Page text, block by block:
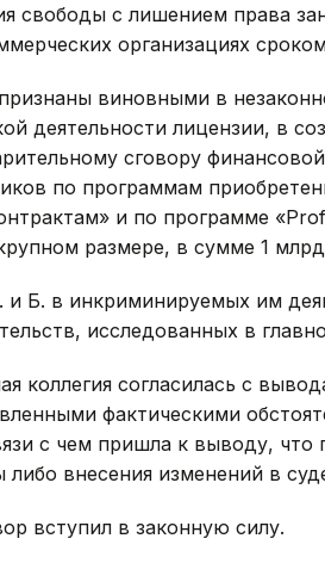
свободы с лишением права
организациях
виновными в
деятельности лицензии, в
сговору
по программам
и по программе
размере, в сумме 1
и Б. в инкриминируемых им
исследованных в
коллегия согласилась с
фактическими
с чем пришла к выводу,
либо внесения изменений в
вступил в законную силу.